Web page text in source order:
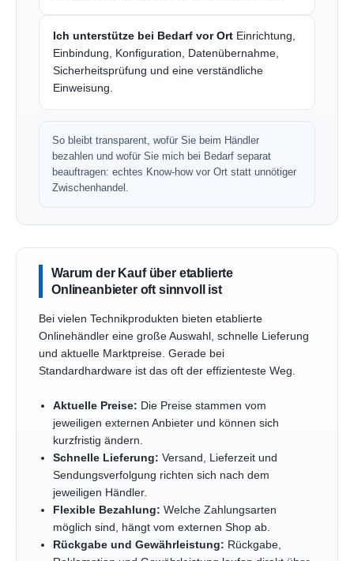
Ich unterstütze bei Bedarf vor Ort Einrichtung,
Einbindung, Konfiguration, Datenübernahme,
Sicherheitsprüfung und eine verständliche
Einweisung.
So bleibt transparent, wofür Sie beim Händler
bezahlen und wofür Sie mich bei Bedarf separat
beauftragen: echtes Know-how vor Ort statt unnötiger
Zwischenhandel.
Warum der Kauf über etablierte
Onlineanbieter oft sinnvoll ist
Bei vielen Technikprodukten bieten etablierte
Onlinehändler eine große Auswahl, schnelle Lieferung
und aktuelle Marktpreise. Gerade bei
Standardhardware ist das oft der effizienteste Weg.
Aktuelle Preise: Die Preise stammen vom
jeweiligen externen Anbieter und können sich
kurzfristig ändern.
Schnelle Lieferung: Versand, Lieferzeit und
Sendungsverfolgung richten sich nach dem
jeweiligen Händler.
Flexible Bezahlung: Welche Zahlungsarten
möglich sind, hängt vom externen Shop ab.
Rückgabe und Gewährleistung: Rückgabe,